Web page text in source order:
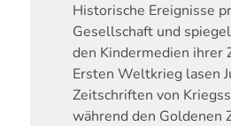
Historische Ereignisse
Gesellschaft und
den Kindermedien ihrer
Ersten Weltkrieg lasen
Zeitschriften von
während den Goldenen